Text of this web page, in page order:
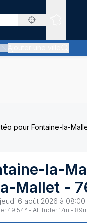
Sites
très nuageux - les
pour Fontaine-la-
la-
Mallet -
jeudi 6 août 2026 à 08:00
49.54° - Altitude: 17m - 89m